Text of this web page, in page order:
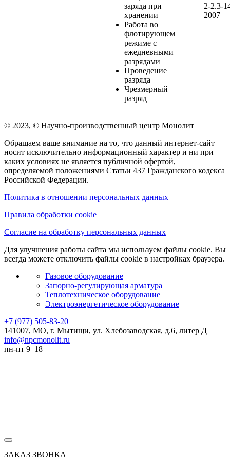
заряда при
хранении
Работа во
флотирующем
режиме с
ежедневными
разрядами
Проведение
разряда
Чрезмерный
разряд
2-2.3-
2007
© 2023, © Научно-производственный центр Монолит
Обращаем ваше внимание на то, что данный интернет-сайт
носит исключительно информационный характер и ни при
каких условиях не является публичной офертой,
определяемой положениями Статьи 437 Гражданского кодекса
Российской Федерации.
Политика в отношении персональных данных
Правила обработки cookie
Согласие на обработку персональных данных
Для улучшения работы сайта мы используем файлы cookie. Вы
всегда можете отключить файлы cookie в настройках браузера.
Газовое оборудование
Запорно-регулирующая арматура
Теплотехническое оборудование
Электроэнергетическое оборудование
+7 (977) 505-83-20
141007, МО, г. Мытищи, ул. Хлебозаводская, д.6, литер Д
info@npcmonolit.ru
пн-пт 9–18
ЗАКАЗ ЗВОНКА